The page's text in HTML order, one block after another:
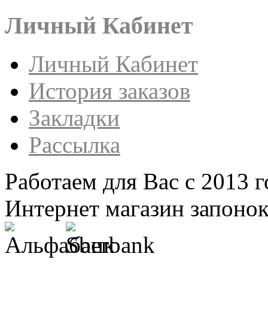
Личный Кабинет
Личный Кабинет
История заказов
Закладки
Рассылка
Работаем для Вас с 2013
Интернет магазин